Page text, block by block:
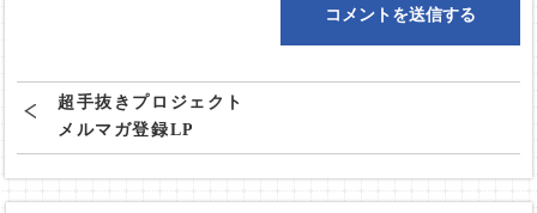
超手抜きプロジェクト
メルマガ登録LP